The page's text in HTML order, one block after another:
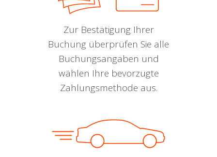
Zur Bestätigung Ihrer
Buchung überprüfen Sie alle
Buchungsangaben und
wählen Ihre bevorzugte
Zahlungsmethode aus.